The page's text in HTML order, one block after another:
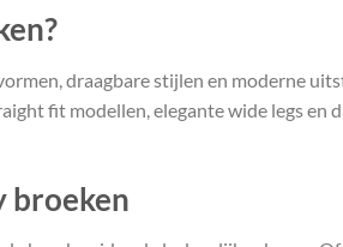
draagbare stijlen en moderne
fit modellen, elegante wide legs en
broeken